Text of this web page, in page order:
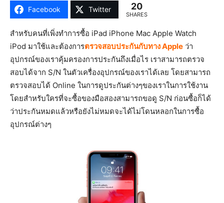
Facebook Twitter 20
SHARES
สำหรับคนที่เพิ่งทำการซื้อ iPad iPhone Mac Apple Watch
iPod มาใช้และต้องการตรวจสอบประกันกับทาง Apple ว่า
อุปกรณ์ของเราคุ้มครองการประกันถึงเมื่อไร เราสามารถตรวจ
สอบได้จาก S/N ในตัวเครื่องอุปกรณ์ของเราได้เลย โดยสามารถ
ตรวจสอบได้ Online ในการดูประกันต่างๆของเราในการใช้งาน
โดยสำหรับใครที่จะซื้อของมือสองสามารถขอดู S/N ก่อนซื้อก็ได้
ว่าประกันหมดแล้วหรือยังไม่หมดจะได้ไม่โดนหลอกในการซื้อ
อุปกรณ์ต่างๆ